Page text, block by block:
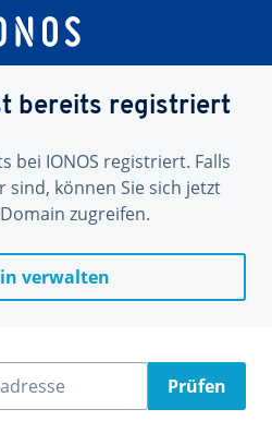
bereits registriert
bei IONOS registriert. Falls
sind, können Sie sich jetzt
zugreifen.
verwalten
Prüfen